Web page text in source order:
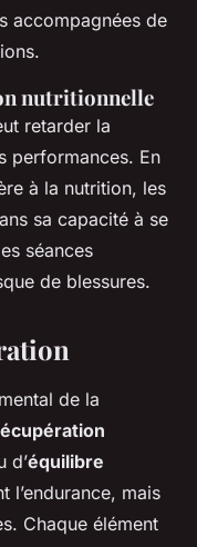
accompagnées de
nutritionnelle
retarder la
performances. En
à la nutrition, les
sa capacité à se
séances
de blessures.
de la
d’équilibre
l’endurance, mais
Chaque élément